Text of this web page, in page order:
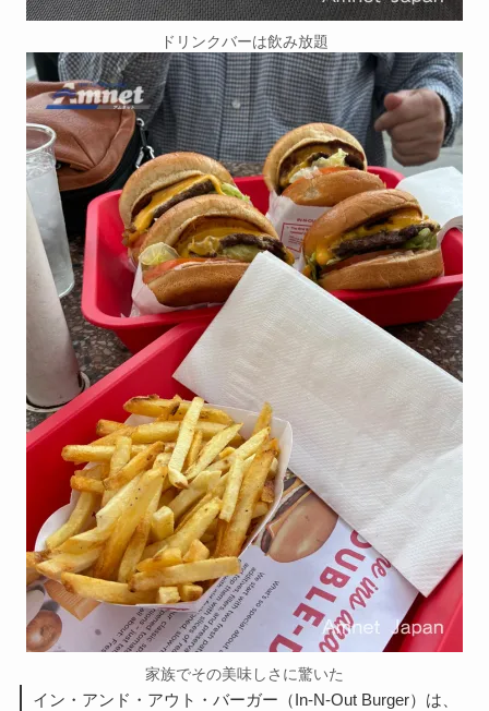
ドリンクバーは飲み放題
家族でその美味しさに驚いた
イン・アンド・アウト・バーガー（In-N-Out Burger）は、